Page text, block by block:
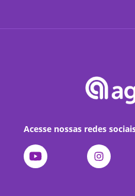
Acesse nossas redes